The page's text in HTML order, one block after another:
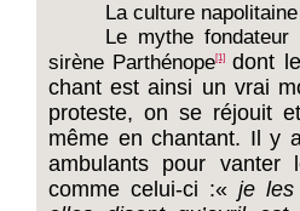
La culture
Le mythe
sirène Parthénope[1]
dont
chant est ainsi un vrai
proteste, on se réjouit
même en chantant. Il y
ambulants pour vanter
comme celui-ci :« je les